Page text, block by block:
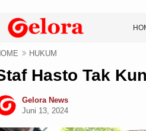
HUKUM
Hasto Tak
Gelora News
Juni 13, 2024